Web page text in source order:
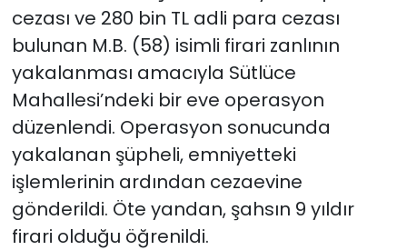
cezası ve 280 bin TL adli para cezası
bulunan M.B. (58) isimli firari zanlının
yakalanması amacıyla Sütlüce
Mahallesi’ndeki bir eve operasyon
düzenlendi. Operasyon sonucunda
yakalanan şüpheli, emniyetteki
işlemlerinin ardından cezaevine
gönderildi. Öte yandan, şahsın 9 yıldır
firari olduğu öğrenildi.